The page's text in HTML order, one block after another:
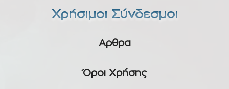
Χρήσιμοι Σύνδεσμοι
Αρθρα
Όροι Χρήσης